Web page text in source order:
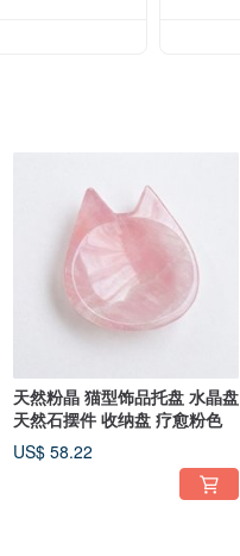
天然粉晶 猫型饰品托盘 水晶盘
天然石摆件 收纳盘 疗愈粉色
US$ 58.22